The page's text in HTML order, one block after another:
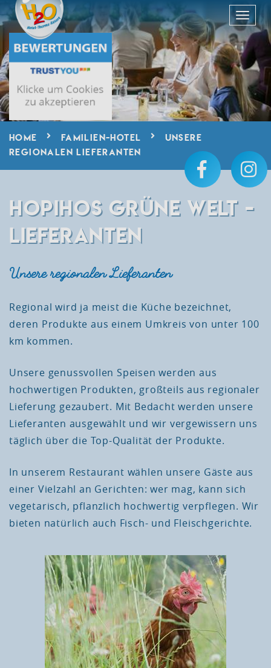
HOME FAMILIEN-HOTEL
UNSERE
REGIONALEN LIEFERANTEN
HOPIHOS GRÜNE WELT -
LIEFERANTEN
Unsere regionalen Lieferanten
Regional wird ja meist die Küche bezeichnet,
deren Produkte aus einem Umkreis von unter 100
km kommen.
Unsere genussvollen Speisen werden aus
hochwertigen Produkten, großteils aus regionaler
Lieferung gezaubert. Mit Bedacht werden unsere
Lieferanten ausgewählt und wir vergewissern uns
täglich über die Top-Qualität der Produkte.
In unserem Restaurant wählen unsere Gäste aus
einer Vielzahl an Gerichten: wer mag, kann sich
vegetarisch, pflanzlich hochwertig verpflegen. Wir
bieten natürlich auch Fisch- und Fleischgerichte.